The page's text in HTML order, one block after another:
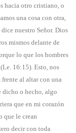
hacia otro cristiano, o
una cosa con otra,
nuestro Señor. Dios
mismos delante de
lo que los hombres
16:15). Esto, nos
al altar con una
dicho o hecho, algo
que en mi corazón
que le crean
decir con toda